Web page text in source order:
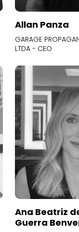
Allan Panza
GARAGE
LTDA - CEO
Ana Beatriz
Guerra